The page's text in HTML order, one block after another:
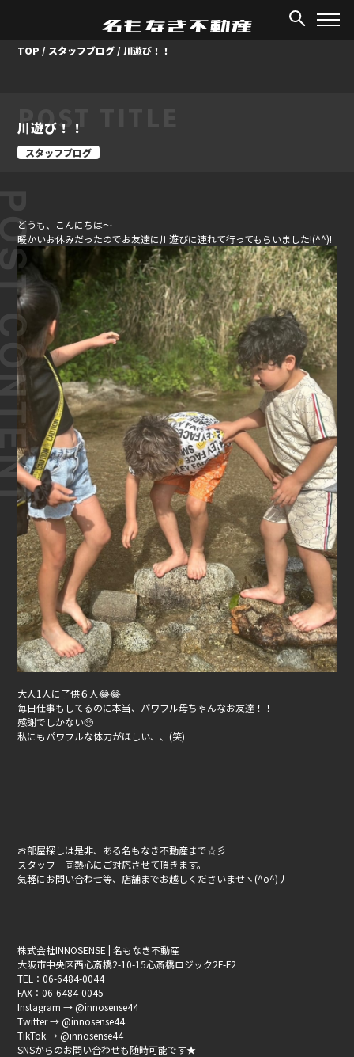
TOP / スタッフブログ / 川遊び！！
POST TITLE
川遊び！！
スタッフブログ
どうも、こんにちは～
暖かいお休みだったのでお友達に川遊びに連れて行ってもらいました!(^^)!
大人1人に子供６人😂😂
毎日仕事もしてるのに本当、パワフル母ちゃんなお友達！！
感謝でしかない🥺
私にもパワフルな体力がほしい、、(笑)
お部屋探しは是非、ある名もなき不動産まで☆彡
スタッフ一同熱心にご対応させて頂きます。
気軽にお問い合わせ等、店舗までお越しくださいませヽ(^o^)丿
株式会社INNOSENSE | 名もなき不動産
大阪市中央区西心斎橋2-10-15心斎橋ロジック2F-F2
TEL：06-6484-0044
FAX：06-6484-0045
Instagram → @innosense44
Twitter → @innosense44
TikTok → @innosense44
SNSからのお問い合わせも随時可能です★